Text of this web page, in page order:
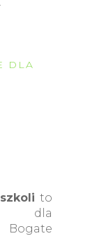
DLA
to
dla